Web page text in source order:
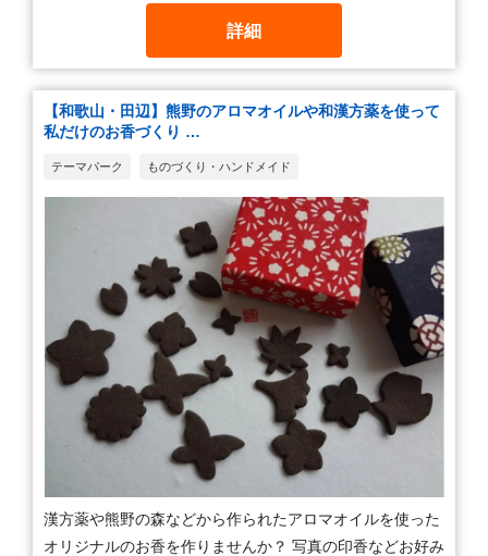
詳細
【和歌山・田辺】熊野のアロマオイルや和漢方薬を使って
私だけのお香づくり …
テーマパーク ものづくり・ハンドメイド
漢方薬や熊野の森などから作られたアロマオイルを使った
オリジナルのお香を作りませんか？ 写真の印香などお好み